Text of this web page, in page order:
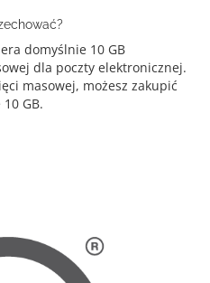
domyślnie 10 GB
dla poczty elektronicznej.
masowej, możesz zakupić
GB.